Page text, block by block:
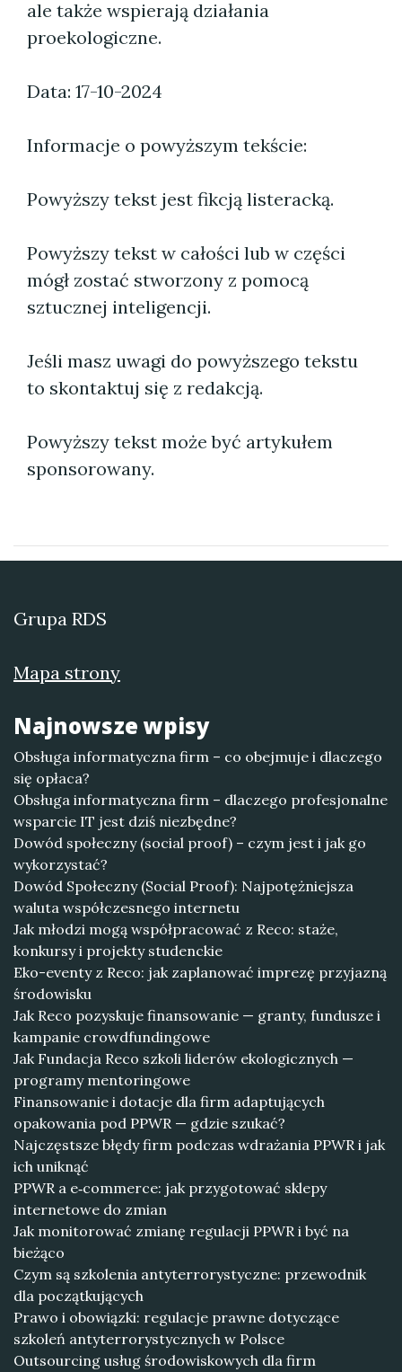
ale także wspierają działania
proekologiczne.
Data: 17-10-2024
Informacje o powyższym tekście:
Powyższy tekst jest fikcją listeracką.
Powyższy tekst w całości lub w części
mógł zostać stworzony z pomocą
sztucznej inteligencji.
Jeśli masz uwagi do powyższego tekstu
to skontaktuj się z redakcją.
Powyższy tekst może być artykułem
sponsorowany.
Grupa RDS
Mapa strony
Najnowsze wpisy
Obsługa informatyczna firm – co obejmuje i dlaczego
się opłaca?
Obsługa informatyczna firm – dlaczego profesjonalne
wsparcie IT jest dziś niezbędne?
Dowód społeczny (social proof) – czym jest i jak go
wykorzystać?
Dowód Społeczny (Social Proof): Najpotężniejsza
waluta współczesnego internetu
Jak młodzi mogą współpracować z Reco: staże,
konkursy i projekty studenckie
Eko-eventy z Reco: jak zaplanować imprezę przyjazną
środowisku
Jak Reco pozyskuje finansowanie — granty, fundusze i
kampanie crowdfundingowe
Jak Fundacja Reco szkoli liderów ekologicznych —
programy mentoringowe
Finansowanie i dotacje dla firm adaptujących
opakowania pod PPWR — gdzie szukać?
Najczęstsze błędy firm podczas wdrażania PPWR i jak
ich uniknąć
PPWR a e‑commerce: jak przygotować sklepy
internetowe do zmian
Jak monitorować zmianę regulacji PPWR i być na
bieżąco
Czym są szkolenia antyterrorystyczne: przewodnik
dla początkujących
Prawo i obowiązki: regulacje prawne dotyczące
szkoleń antyterrorystycznych w Polsce
Outsourcing usług środowiskowych dla firm